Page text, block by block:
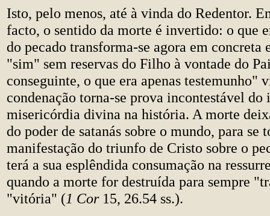
Isto, pelo menos, até à vinda do Redentor.
facto, o sentido da morte é invertido: o que
do pecado transforma-se agora em concreta
"sim" sem reservas do Filho à vontade do
conseguinte, o que era apenas testemunho"
condenação torna-se prova incontestável do
misericórdia divina na história. A morte
do poder de satanás sobre o mundo, para se
manifestação do triunfo de Cristo sobre o
terá a sua esplêndida consumação na
quando a morte for destruída para sempre
"vitória" (1 Cor15, 26.54 ss.).